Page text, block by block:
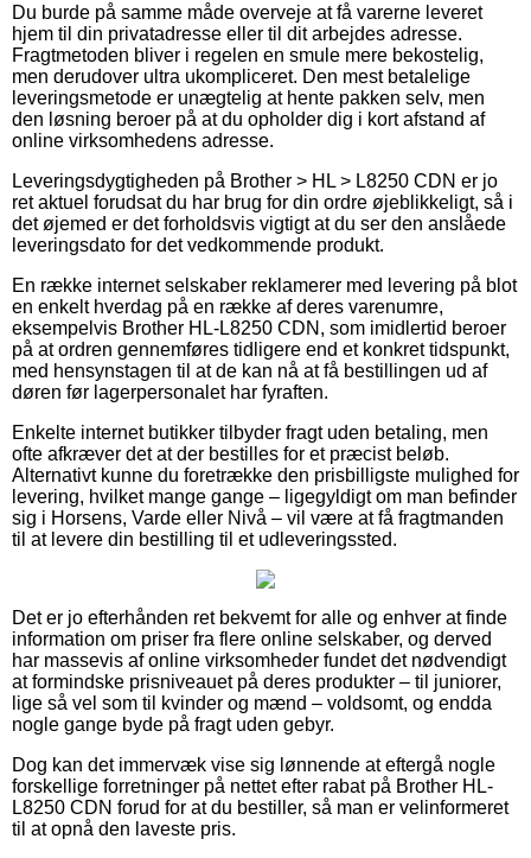
Du burde på samme måde overveje at få varerne leveret
hjem til din privatadresse eller til dit arbejdes adresse.
Fragtmetoden bliver i regelen en smule mere bekostelig,
men derudover ultra ukompliceret. Den mest betalelige
leveringsmetode er unægtelig at hente pakken selv, men
den løsning beroer på at du opholder dig i kort afstand af
online virksomhedens adresse.
Leveringsdygtigheden på Brother > HL > L8250 CDN er jo
ret aktuel forudsat du har brug for din ordre øjeblikkeligt, så i
det øjemed er det forholdsvis vigtigt at du ser den anslåede
leveringsdato for det vedkommende produkt.
En række internet selskaber reklamerer med levering på blot
en enkelt hverdag på en række af deres varenumre,
eksempelvis Brother HL-L8250 CDN, som imidlertid beroer
på at ordren gennemføres tidligere end et konkret tidspunkt,
med hensynstagen til at de kan nå at få bestillingen ud af
døren før lagerpersonalet har fyraften.
Enkelte internet butikker tilbyder fragt uden betaling, men
ofte afkræver det at der bestilles for et præcist beløb.
Alternativt kunne du foretrække den prisbilligste mulighed for
levering, hvilket mange gange – ligegyldigt om man befinder
sig i Horsens, Varde eller Nivå – vil være at få fragtmanden
til at levere din bestilling til et udleveringssted.
Det er jo efterhånden ret bekvemt for alle og enhver at finde
information om priser fra flere online selskaber, og derved
har massevis af online virksomheder fundet det nødvendigt
at formindske prisniveauet på deres produkter – til juniorer,
lige så vel som til kvinder og mænd – voldsomt, og endda
nogle gange byde på fragt uden gebyr.
Dog kan det immervæk vise sig lønnende at eftergå nogle
forskellige forretninger på nettet efter rabat på Brother HL-
L8250 CDN forud for at du bestiller, så man er velinformeret
til at opnå den laveste pris.